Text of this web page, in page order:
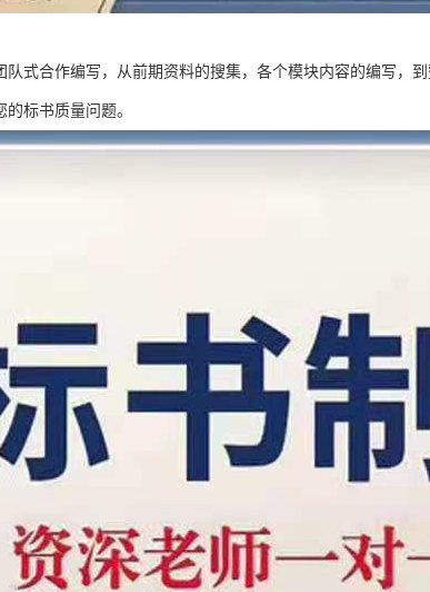
队式合作编写，从前期资料的搜集，各个模块内容的编写，
标书质量问题。